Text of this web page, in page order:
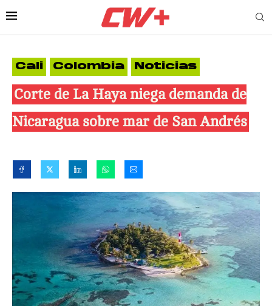
Cali Colombia Noticias
Corte de La Haya niega demanda de
Nicaragua sobre mar de San Andrés